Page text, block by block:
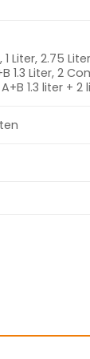
1 Liter, 2.75
1.3 Liter, 2
1.3 liter + 2